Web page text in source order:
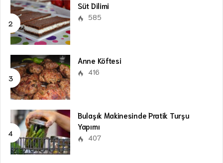
Süt Dilimi
585
Anne Köftesi
416
Bulaşık Makinesinde Pratik Turşu
Yapımı
407